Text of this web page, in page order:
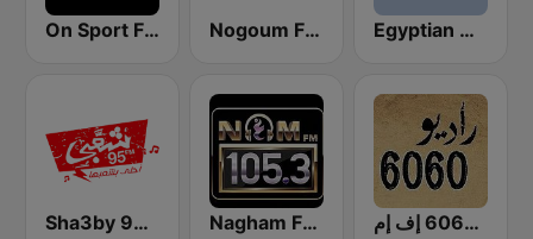
On Sport FM Nogoum FM 100.6 (نجوم فم) Egyptian Holy Quran Radio (اذاعه القرآن الكريم المصريه)
Sha3by 95 FM Nagham FM 105.3 (نغم إف إم) راديو 6060 إف إم